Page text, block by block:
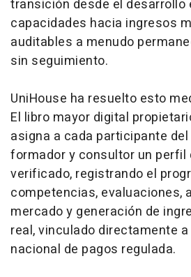
transición desde el desarrollo
capacidades hacia ingresos
auditables a menudo
sin seguimiento.
UniHouse ha resuelto esto
El libro mayor digital
asigna a cada participante
formador y consultor un perfil
verificado, registrando el
competencias, evaluaciones,
mercado y generación de
real, vinculado directamente
nacional de pagos regulada.